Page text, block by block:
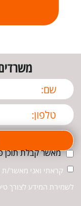
מאשר קבלת תוכן
קראתי ואני מאשר/
לשמירת המידע לצורך